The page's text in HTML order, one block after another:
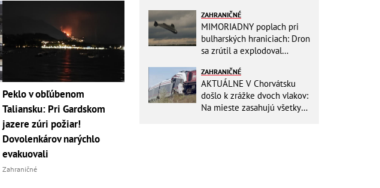
Peklo v obľúbenom
Taliansku: Pri Gardskom
jazere zúri požiar!
Dovolenkárov narýchlo
evakuovali
Zahraničné
ZAHRANIČNÉ
MIMORIADNY poplach pri
bulharských hraniciach: Dron
sa zrútil a explodoval
ZAHRANIČNÉ
AKTUÁLNE V Chorvátsku
došlo k zrážke dvoch vlakov:
Na mieste zasahujú všetky